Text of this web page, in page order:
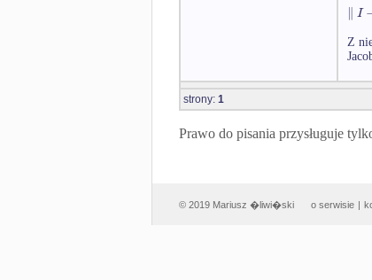
∥ I
Z
strony: 1
Prawo do pisania przysługuje
© 2019 Mariusz �liwi�ski o serwisie |